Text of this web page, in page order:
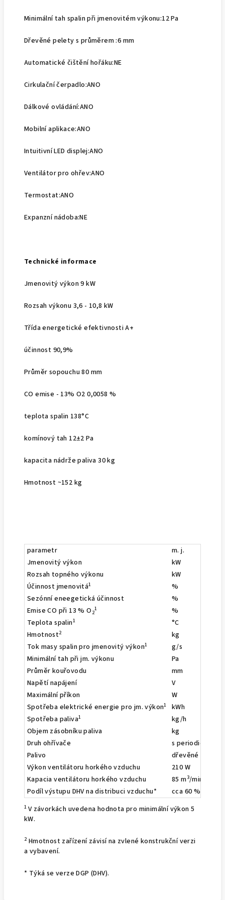
Minimální tah spalin při jmenovitém výkonu:12 Pa
Dřevěné pelety s průměrem :6 mm
Automatické čištění hořáku:NE
Cirkulační čerpadlo:ANO
Dálkové ovládání:ANO
Mobilní aplikace:ANO
Intuitivní LED displej:ANO
Ventilátor pro ohřev:ANO
Termostat:ANO
Expanzní nádoba:NE
Technické informace
Jmenovitý výkon 9 kW
Rozsah výkonu 3,6 - 10,8 kW
Třída energetické efektivnosti A+
účinnost 90,9%
Průměr sopouchu 80 mm
CO emise - 13% O2 0,0058 %
teplota spalin 138°C
komínový tah 12±2 Pa
kapacita nádrže paliva 30 kg
Hmotnost ~152 kg
parametr m. j.
Jmenovitý výkon
kW
Rozsah topného výkonu
kW
Účinnost jmenovitá1 %
Sezónní eneegetická účinnost
%
Emise CO při 13 % O 2
1 %
Teplota spalin1 °C
Hmotnost2 kg
Tok masy spalin pro jmenovitý výkon1 g/s
Minimální tah při jm. výkonu
Pa
Průměr kouřovodu
mm
Napětí napájení
V
Maximální příkon
W
Spotřeba elektrické energie pro jm. výkon1 kWh
Spotřeba paliva1 kg/h
Objem zásobníku paliva
kg
Druh ohřívače
s periodickým
Palivo
dřevěné pelety
Výkon ventilátoru horkého vzduchu
210 W
Kapacia ventilátoru horkého vzduchu
85 m3/min
Podíl výstupu DHV na distribuci vzduchu*
cca 60 %
1 V závorkách uvedena hodnota pro minimální výkon 5
kW.
2Hmotnost zařízení závisí na zvlené konstrukční verzi
a vybavení.
* Týká se verze DGP (DHV).